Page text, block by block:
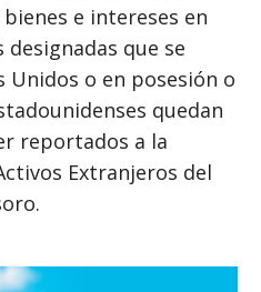
e intereses en
designadas que se
Unidos o en posesión o
quedan
reportados a la
Extranjeros del